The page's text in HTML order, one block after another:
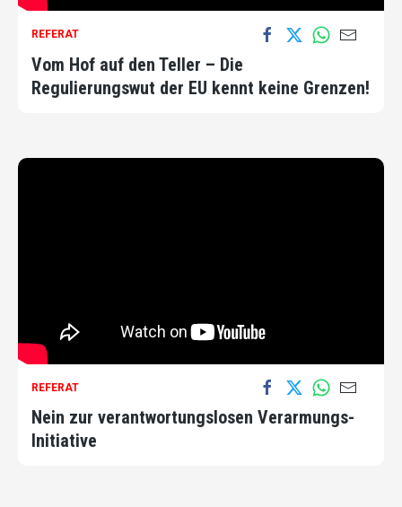
REFERAT
Vom Hof auf den Teller – Die
Regulierungswut der EU kennt keine Grenzen!
REFERAT
Nein zur verantwortungslosen Verarmungs-
Initiative